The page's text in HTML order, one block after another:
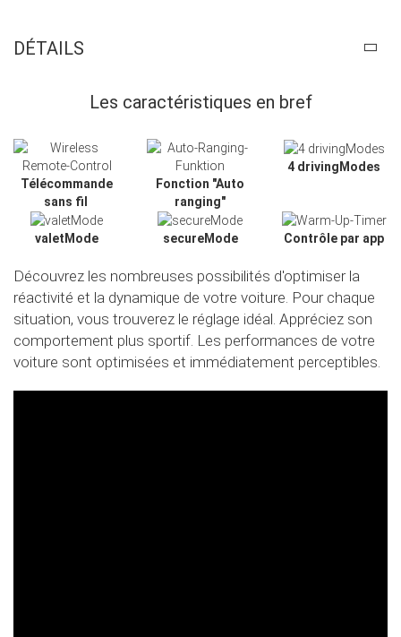
DÉTAILS
Les caractéristiques en bref
Télécommande
sans fil
Fonction "Auto
ranging"
4 drivingModes
valetMode secureMode Contrôle par app
Découvrez les nombreuses possibilités d'optimiser la
réactivité et la dynamique de votre voiture. Pour chaque
situation, vous trouverez le réglage idéal. Appréciez son
comportement plus sportif. Les performances de votre
voiture sont optimisées et immédiatement perceptibles.